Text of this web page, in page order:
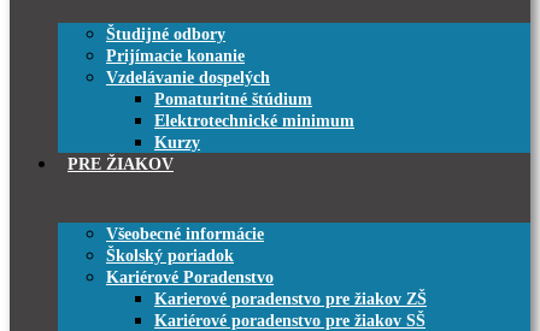
Študijné odbory
Prijímacie konanie
Vzdelávanie dospelých
Pomaturitné štúdium
Elektrotechnické minimum
Kurzy
PRE ŽIAKOV
Všeobecné informácie
Školský poriadok
Kariérové Poradenstvo
Karierové poradenstvo pre žiakov ZŠ
Kariérové poradenstvo pre žiakov SŠ